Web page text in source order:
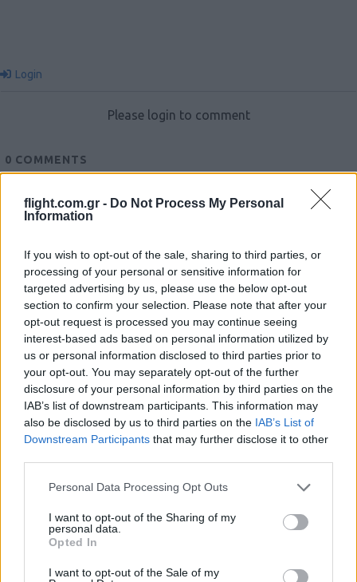
flight.com.gr - Do Not Process My Personal
Information
If you wish to opt-out of the sale, sharing to third parties, or
processing of your personal or sensitive information for
targeted advertising by us, please use the below opt-out
section to confirm your selection. Please note that after your
opt-out request is processed you may continue seeing
interest-based ads based on personal information utilized by
us or personal information disclosed to third parties prior to
your opt-out. You may separately opt-out of the further
disclosure of your personal information by third parties on the
IAB’s list of downstream participants. This information may
also be disclosed by us to third parties on the IAB’s List of
Downstream Participants that may further disclose it to other
Please note that this website/app uses one or more Google
not limited to your visit or usage behaviour. You may click to
grant or deny consent to Google and its third-party tags to
use your data for below specified purposes in below Google
consent section.
Personal Data Processing Opt Outs
I want to opt-out of the Sharing of my
personal data.
Opted In
I want to opt-out of the Sale of my
Ροή Ειδήσεων
Ο Οδυσσέας ταξίδευε με πλοίο των
Βίκινγκς; Η επιλογή του Νόλαν και η
πραγματική μυκηναϊκή ναυπηγική
Σαουδική Αραβία: ανάλωσε το 86% των
πυραύλων Patriot PAC-3 μέσα σε 38
Login
Please login to comment
0 COMMENTS